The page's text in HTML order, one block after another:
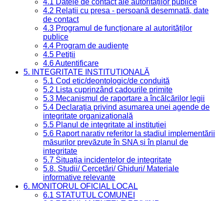
4.1 Datele de contact ale autorităților publice
4.2 Relații cu presa - persoană desemnată, date
de contact
4.3 Programul de funcționare al autorităților
publice
4.4 Program de audiențe
4.5 Petiții
4.6 Autentificare
5. INTEGRITATE INSTITUȚIONALĂ
5.1 Cod etic/deontologic/de conduită
5.2 Lista cuprinzând cadourile primite
5.3 Mecanismul de raportare a încălcărilor legii
5.4 Declarația privind asumarea unei agende de
integritate organizațională
5.5 Planul de integritate al instituției
5.6 Raport narativ referitor la stadiul implementării
măsurilor prevăzute în SNA și în planul de
integritate
5.7 Situația incidentelor de integritate
5.8. Studii/ Cercetări/ Ghiduri/ Materiale
informative relevante
6. MONITORUL OFICIAL LOCAL
6.1 STATUTUL COMUNEI